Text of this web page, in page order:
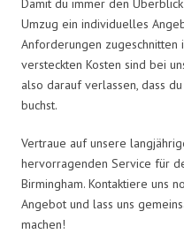
Damit du immer den
Umzug ein individuelles
Anforderungen zugeschnitten
versteckten Kosten sind bei
also darauf verlassen, dass
buchst.
Vertraue auf unsere
hervorragenden Service für
Birmingham. Kontaktiere uns
Angebot und lass uns
machen!